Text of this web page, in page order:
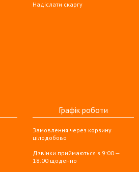
Надіслати скаргу
Графік роботи
Замовлення через корзину
цілодобово
Дзвінки приймаються з 9:00 —
18:00 щоденно